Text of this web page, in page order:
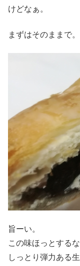
けどなぁ。
まずはそのままで。
旨ーい。
この味ほっとするな
しっとり弾力ある